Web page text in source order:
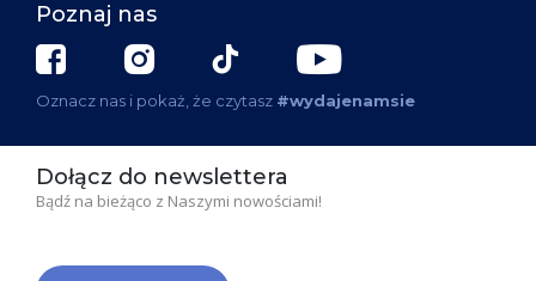
Poznaj nas
Oznacz nas i pokaż, że czytasz #wydajenamsie
Dołącz do newslettera
Bądź na bieżąco z Naszymi nowościami!